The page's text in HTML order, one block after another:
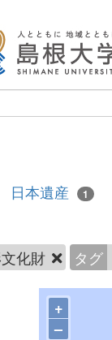
日本遺産 1
化財 タグ
+
–